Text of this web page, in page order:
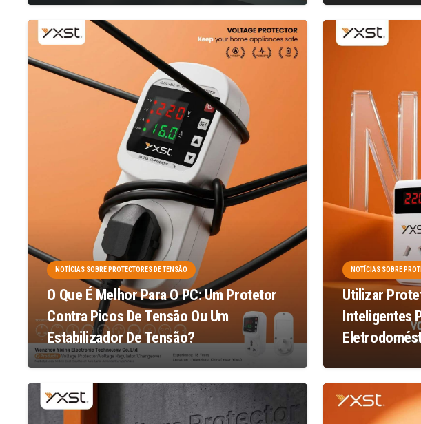
NOTÍCIAS SOBRE PROTECTORES DE TENSÃO
O Que É Melhor Para O PC: Um Protetor
Contra Picos De Tensão Ou Um
Estabilizador De Tensão?
NOTÍCIAS SOBRE
Utilizar
Inteligentes